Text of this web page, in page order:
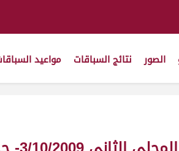
الصور نتائج السباقات مواعيد